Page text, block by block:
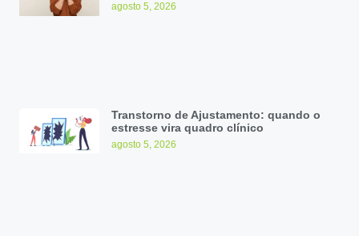
agosto 5, 2026
Transtorno de Ajustamento: quando o
estresse vira quadro clínico
agosto 5, 2026